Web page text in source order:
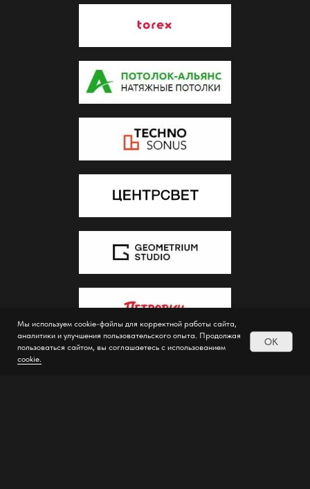
Мы используем cookie-файлы для корректной работы сайта,
аналитики и улучшения пользовательского опыта. Продолжая
пользоваться сайтом, вы соглашаетесь с использованием
cookie.
OK